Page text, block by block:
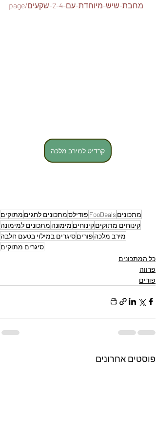
page/מחבת-שיש-מיוחדת-עם-2-4-שקעים
קרדיט למירב מלכה
מתכונים FooDeals פודילסמתכונים לחגים מתוקים
קינוחים מתוקיםקינוחים מימונה מתכונים למימונה
מירב מלכה פוריםסיגרים במילוי בטעם חלבה
סיגרים מתוקים
כל המתכונים
פרווה
פורים
פוסטים אחרונים